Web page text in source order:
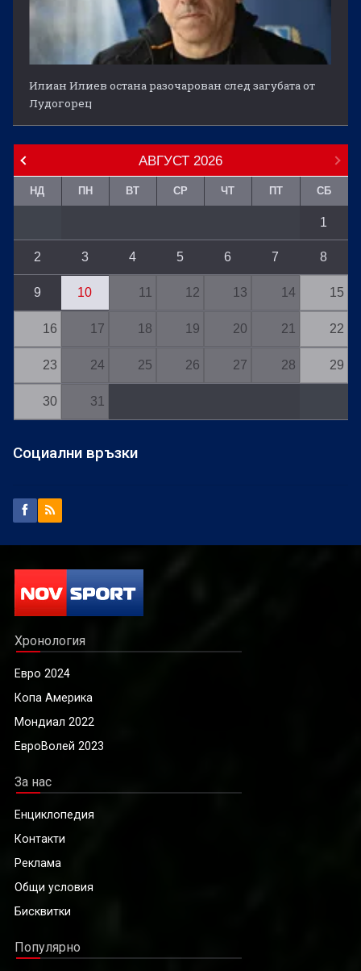
Илиан Илиев остана разочарован след загубата от
Лудогорец
АВГУСТ 2026
НД ПН ВТ СР ЧТ ПТ СБ
1
2 3 4 5 6 7 8
9 10 11 12 13 14 15
16 17 18 19 20 21 22
23 24 25 26 27 28 29
30 31
Социални връзки
Хронология
Евро 2024
Копа Америка
Мондиал 2022
ЕвроВолей 2023
За нас
Енциклопедия
Контакти
Реклама
Общи условия
Бисквитки
Популярно